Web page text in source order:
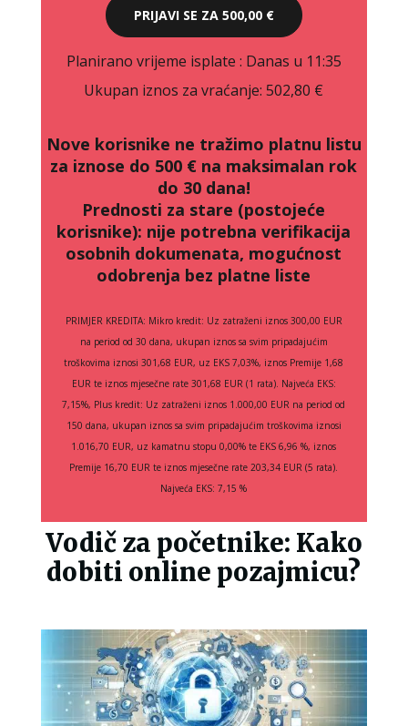
PRIJAVI SE ZA 500,00 €
Planirano vrijeme isplate : Danas u 11:35
Ukupan iznos za vraćanje:502,80 €
Nove korisnike ne tražimo platnu listu
za iznose do 500 € na maksimalan rok
do 30 dana!
Prednosti za stare (postojeće
korisnike): nije potrebna verifikacija
osobnih dokumenata, mogućnost
odobrenja bez platne liste
PRIMJER KREDITA: Mikro kredit: Uz zatraženi iznos 300,00 EUR
na period od 30 dana, ukupan iznos sa svim pripadajućim
troškovima iznosi 301,68 EUR, uz EKS 7,03%, iznos Premije 1,68
EUR te iznos mjesečne rate 301,68 EUR (1 rata). Najveća EKS:
7,15%, Plus kredit: Uz zatraženi iznos 1.000,00 EUR na period od
150 dana, ukupan iznos sa svim pripadajućim troškovima iznosi
1.016,70 EUR, uz kamatnu stopu 0,00% te EKS 6,96 %, iznos
Premije 16,70 EUR te iznos mjesečne rate 203,34 EUR (5 rata).
Najveća EKS: 7,15 %
Vodič za početnike: Kako
dobiti online pozajmicu?